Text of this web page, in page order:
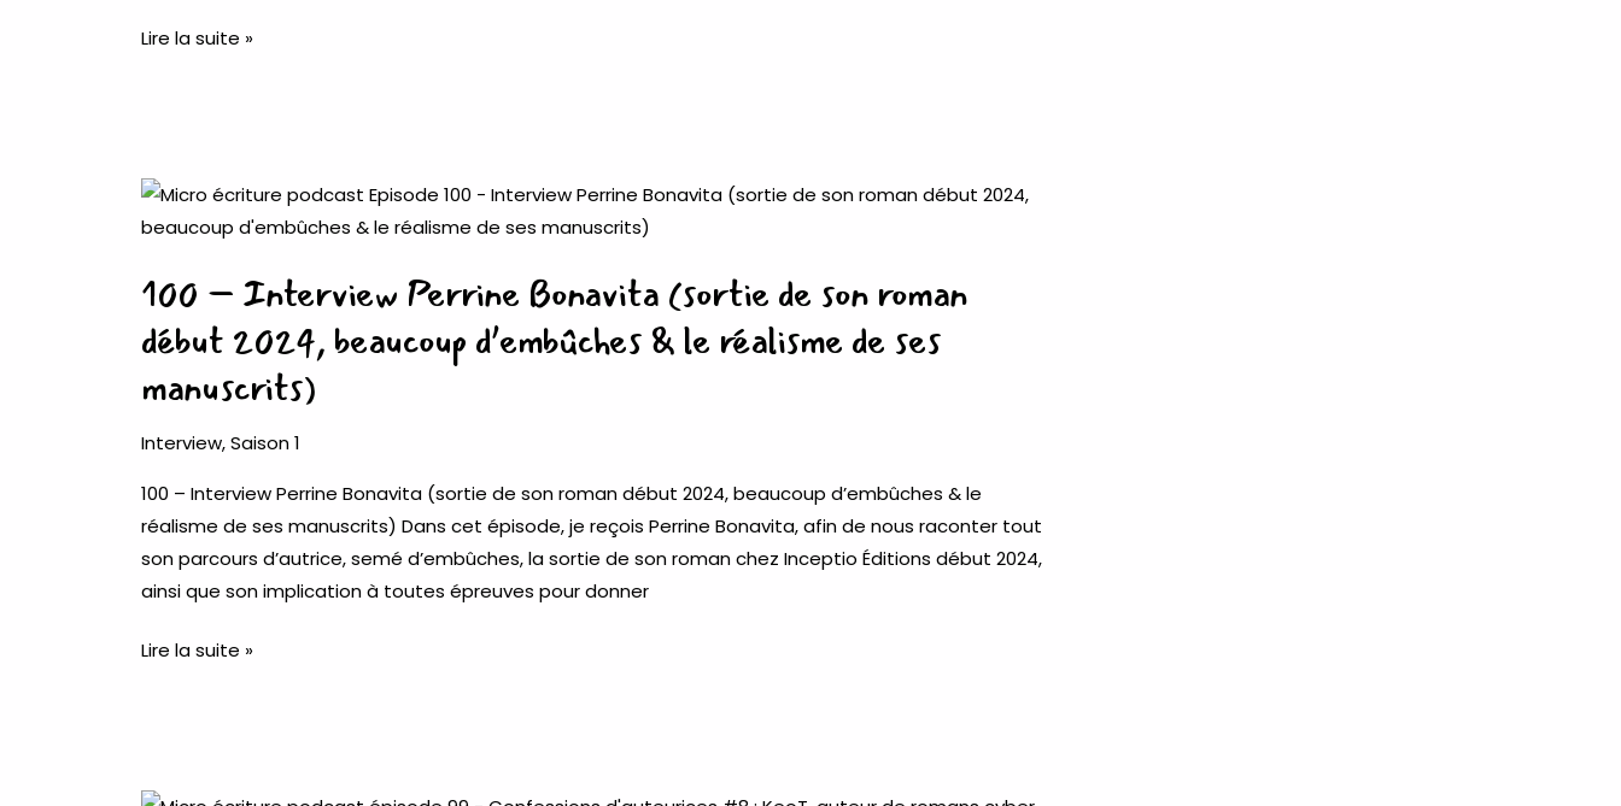
Presse
Lire la suite »
100 – Interview Perrine Bonavita (sortie de son roman
début 2024, beaucoup d’embûches & le réalisme de ses
manuscrits)
Interview,Saison 1
100 – Interview Perrine Bonavita (sortie de son roman début 2024, beaucoup d’embûches & le
réalisme de ses manuscrits) Dans cet épisode, je reçois Perrine Bonavita, afin de nous raconter tout
son parcours d’autrice, semé d’embûches, la sortie de son roman chez Inceptio Éditions début 2024,
ainsi que son implication à toutes épreuves pour donner
100
–
Perrine
Bonavita
(sortie
de
roman
début
2024,
beaucoup
d’embûches
le
Lire la suite »